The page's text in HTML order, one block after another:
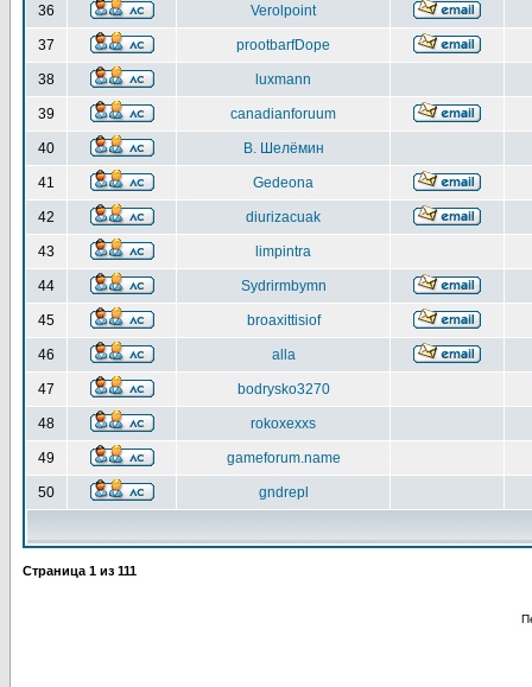
36 Verolpoint
37 prootbarfDope
38 luxmann
39 canadianforuum
40 В. Шелёмин
41 Gedeona
42 diurizacuak
43 limpintra
44 Sydrirmbymn
45 broaxittisiof
46 alla
47 bodrysko3270
48 rokoxexxs
49 gameforum.name
50 gndrepl
Страница 1 из 111